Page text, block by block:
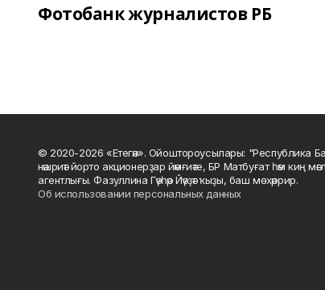
Фотобанк журналистов РБ
© 2020-2026 «Етегән». Ойоштороусылары: "Республика
нәшриәт йорто акционерҙар йәмғиәте, БР Матбуғат һәм киң
агентлығы. Фазуллина Гәүһәр Йәүҙәт ҡыҙы, баш мөхәррир.
Об использовании персональных данных